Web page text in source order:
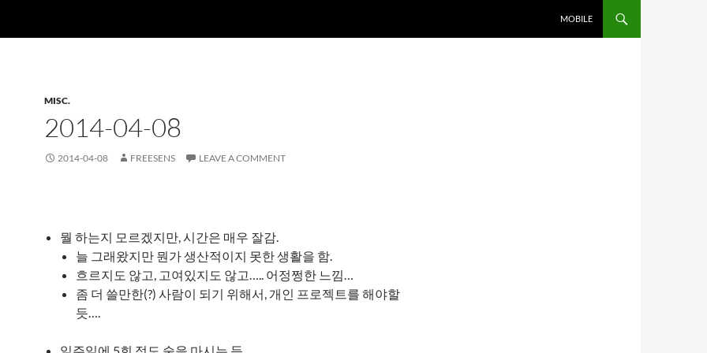
MOBILE
MISC.
2014-04-08
2014-04-08 FREESENS LEAVE A COMMENT
뭘 하는지 모르겠지만, 시간은 매우 잘감.
늘 그래왔지만 뭔가 생산적이지 못한 생활을 함.
흐르지도 않고, 고여있지도 않고….. 어정쩡한 느낌…
좀 더 쓸만한(?) 사람이 되기 위해서, 개인 프로젝트를 해야할
듯….